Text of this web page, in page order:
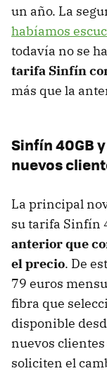
un año. La
habíamos
todavía no se
tarifa Sinfín
más que la
Sinfín 40GB
nuevos
La principal
su tarifa Sinfín
anterior que
el precio. De
79 euros
fibra que
disponible
nuevos
soliciten el